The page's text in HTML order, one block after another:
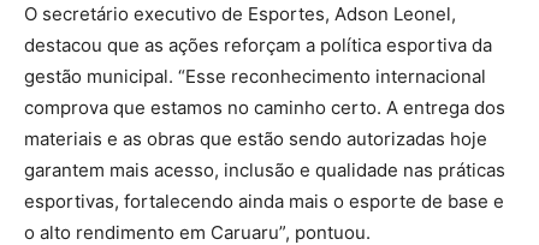
O secretário executivo de Esportes, Adson Leonel,
destacou que as ações reforçam a política esportiva da
gestão municipal. “Esse reconhecimento internacional
comprova que estamos no caminho certo. A entrega dos
materiais e as obras que estão sendo autorizadas hoje
garantem mais acesso, inclusão e qualidade nas práticas
esportivas, fortalecendo ainda mais o esporte de base e
o alto rendimento em Caruaru”, pontuou.